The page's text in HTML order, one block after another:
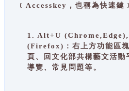
﹝Accesskey，也稱為快速鍵
1. Alt+U
(Firefox)：右上方功能區
頁、回文化部共構藝文活動
導覽、常見問題等。